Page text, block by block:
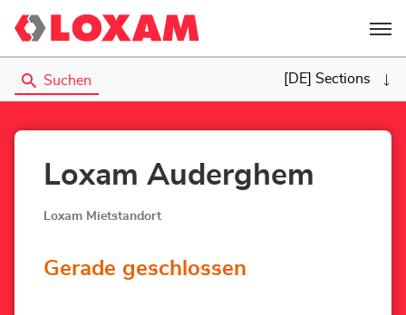
Menü
Suchen [DE] Sections
Loxam Auderghem
Loxam Mietstandort
Gerade geschlossen